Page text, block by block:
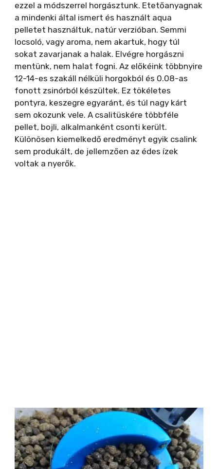
ezzel a módszerrel horgásztunk. Etetőanyagnak
a mindenki által ismert és használt aqua
pelletet használtuk, natúr verzióban. Semmi
locsoló, vagy aroma, nem akartuk, hogy túl
sokat zavarjanak a halak. Elvégre horgászni
mentünk, nem halat fogni. Az előkéink többnyire
12-14-es szakáll nélküli horgokból és 0.08-as
fonott zsinórból készültek. Ez tökéletes
pontyra, keszegre egyaránt, és túl nagy kárt
sem okozunk vele. A csalitüskére többféle
pellet, bojli, alkalmanként csonti került.
Különösen kiemelkedő eredményt egyik csalink
sem produkált, de jellemzően az édes ízek
voltak a nyerők.